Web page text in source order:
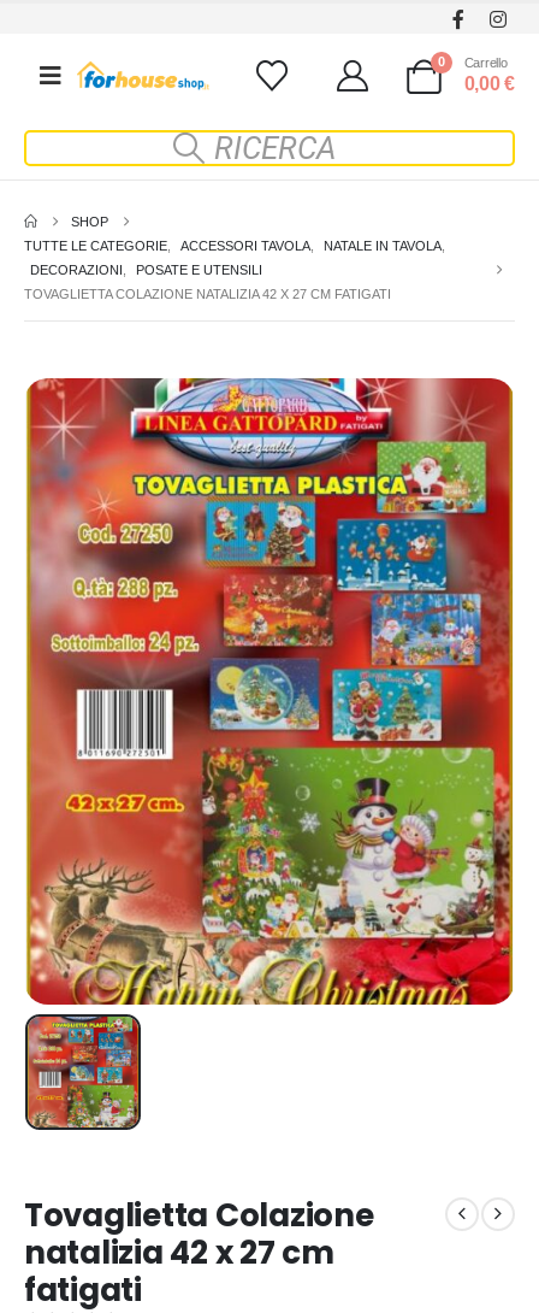
0 Carrello
0,00€
SHOP
TUTTE LE CATEGORIE
ACCESSORI TAVOLA NATALE IN TAVOLA
DECORAZIONI
POSATE E UTENSILI
TOVAGLIETTA COLAZIONE NATALIZIA 42 X 27 CM FATIGATI
Tovaglietta Colazione
natalizia 42 x 27 cm
fatigati